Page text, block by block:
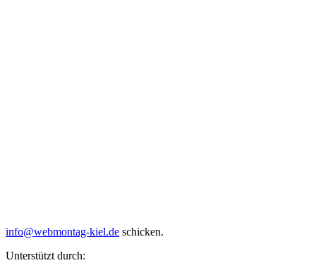
info@webmontag-kiel.de schicken.
Unterstützt durch: